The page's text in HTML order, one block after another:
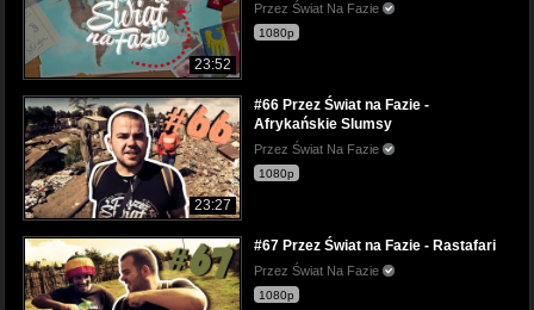
23:52
Przez Świat Na Fazie
1080p
23:27
#66 Przez Świat na Fazie -
Afrykańskie Slumsy
Przez Świat Na Fazie
1080p
#67 Przez Świat na Fazie - Rastafari
Przez Świat Na Fazie
1080p